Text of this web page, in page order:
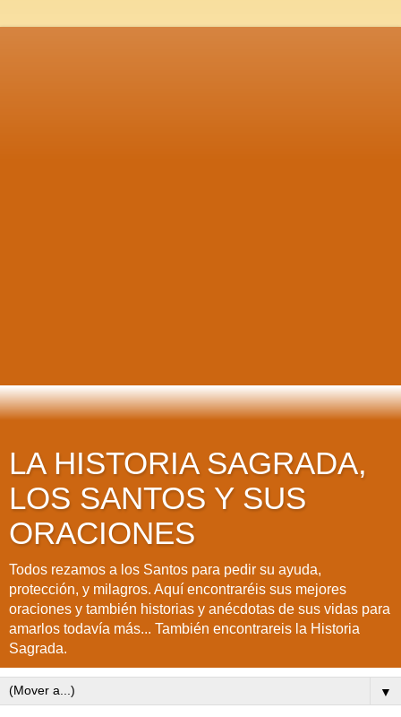
LA HISTORIA SAGRADA,
LOS SANTOS Y SUS
ORACIONES
Todos rezamos a los Santos para pedir su ayuda,
protección, y milagros. Aquí encontraréis sus mejores
oraciones y también historias y anécdotas de sus vidas para
amarlos todavía más... También encontrareis la Historia
Sagrada.
▼